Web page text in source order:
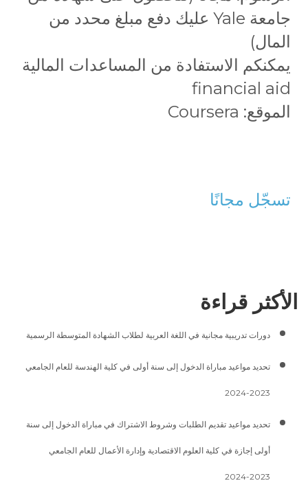
جامعة Yale عليك دفع مبلغ محدد من
المال)
يمكنكم الاستفادة من المساعدات المالية
financial aid
الموقع: Coursera
تسجّل مجانًا
الأكثر قراءة
دورات تدريبية مجانية في اللغة العربية لطلاب الشهادة المتوسطة الرسمية
تحديد مواعيد مباراة الدخول إلى سنة أولى في كلية الهندسة للعام الجامعي
2023-2024
تحديد مواعيد تقديم الطلبات وشروط الاشتراك في مباراة الدخول إلى سنة
أولى إجازة في كلية العلوم الاقتصادية وإدارة الأعمال للعام الجامعي
2023-2024